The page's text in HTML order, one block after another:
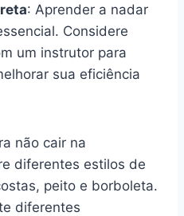
: Aprender a nadar
Considere
um instrutor para
sua eficiência
não cair na
diferentes estilos de
peito e borboleta.
diferentes